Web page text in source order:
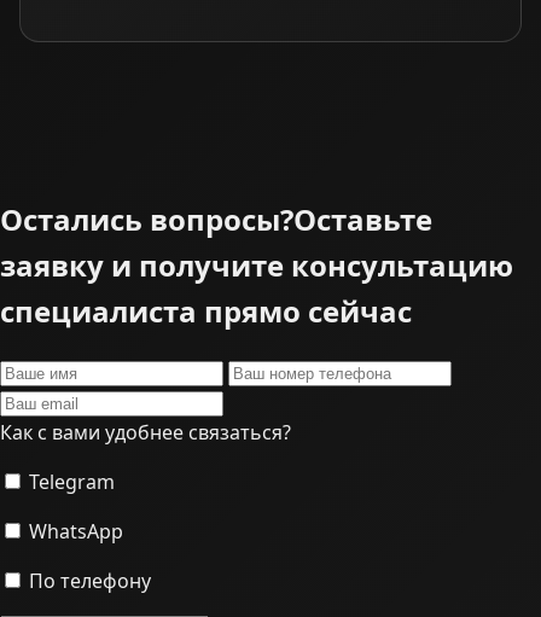
Остались вопросы?Оставьте
заявку и получите консультацию
специалиста прямо сейчас
Как с вами удобнее связаться?
Telegram
WhatsApp
По телефону